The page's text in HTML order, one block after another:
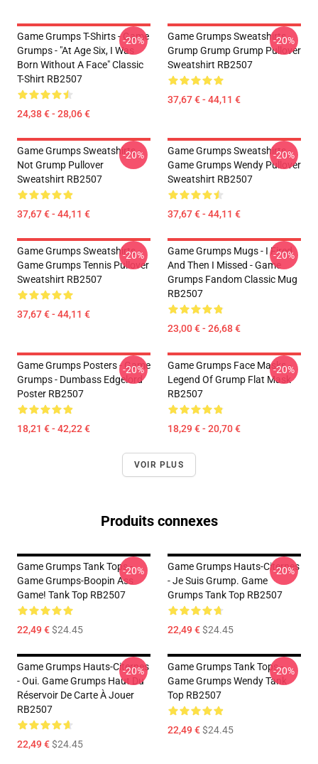
Game Grumps T-Shirts - Game
Grumps - "At Age Six, I Was
Born Without A Face" Classic
T-Shirt RB2507
24,38 € - 28,06 €
-20%
Game Grumps Sweatshirts -
Grump Grump Grump Pullover
Sweatshirt RB2507
37,67 € - 44,11 €
-20%
Game Grumps Sweatshirts -
Not Grump Pullover
Sweatshirt RB2507
37,67 € - 44,11 €
-20%
Game Grumps Sweatshirts -
Game Grumps Wendy Pullover
Sweatshirt RB2507
37,67 € - 44,11 €
-20%
Game Grumps Sweatshirts -
Game Grumps Tennis Pullover
Sweatshirt RB2507
37,67 € - 44,11 €
-20%
Game Grumps Mugs - I Fired
And Then I Missed - Game
Grumps Fandom Classic Mug
RB2507
23,00 € - 26,68 €
-20%
Game Grumps Posters - Game
Grumps - Dumbass Edgelord
Poster RB2507
18,21 € - 42,22 €
-20%
Game Grumps Face Masks -
Legend Of Grump Flat Mask
RB2507
18,29 € - 20,70 €
-20%
VOIR PLUS
Produits connexes
Game Grumps Tank Tops -
Game Grumps-Boopin Ass
Game! Tank Top RB2507
22,49 €$24.45
-20%
Game Grumps Hauts-Citernes
- Je Suis Grump. Game
Grumps Tank Top RB2507
22,49 €$24.45
-20%
Game Grumps Hauts-Citernes
- Oui. Game Grumps Haut Du
Réservoir De Carte À Jouer
RB2507
22,49 €$24.45
-20%
Game Grumps Tank Tops -
Game Grumps Wendy Tank
Top RB2507
22,49 €$24.45
-20%